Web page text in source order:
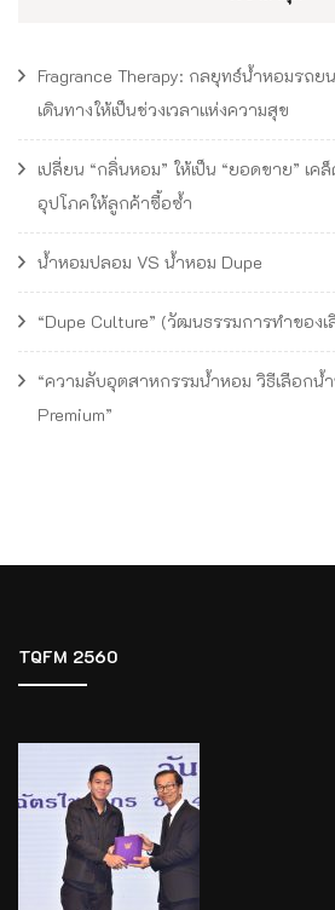
Fragrance Therapy: กลยุทธ์น้ำหอมรถ
เดินทางให้เป็นช่วงเวลาแห่งความสุข
เปลี่ยน “กลิ่นหอม” ให้เป็น “ยอดขาย” เ
อุปโภคให้ลูกค้าซื้อซ้ำ
น้ำหอมปลอม VS น้ำหอม Dupe
“Dupe Culture” (วัฒนธรรมการทำของ
“ความลับอุตสาหกรรมน้ำหอม วิธีเลือกน้
Premium”
TQFM 2560